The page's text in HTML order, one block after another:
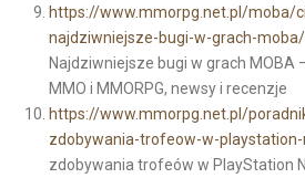
https://www.mmorpg.net.pl/moba/
najdziwniejsze-bugi-w-grach-moba/
Najdziwniejsze bugi w grach MOBA
MMO i MMORPG, newsy i recenzje
https://www.mmorpg.net.pl/
zdobywania-trofeow-w-
zdobywania trofeów w PlayStation